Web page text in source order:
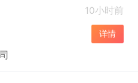
10小时前
详情